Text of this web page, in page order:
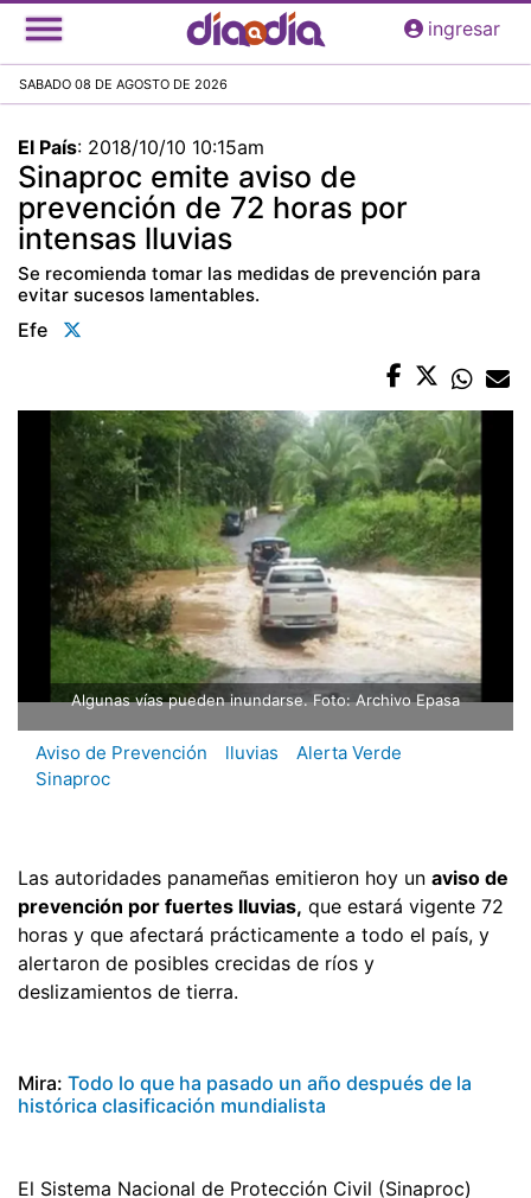
Pasar
al
principal
ingresar
SABADO 08 DE AGOSTO DE 2026
El País: 2018/10/10 10:15am
Sinaproc emite aviso de
prevención de 72 horas por
intensas lluvias
Se recomienda tomar las medidas de prevención para
evitar sucesos lamentables.
Efe
Algunas vías pueden inundarse. Foto: Archivo Epasa
Aviso de Prevención lluvias
Alerta Verde
Sinaproc
Las autoridades panameñas emitieron hoy un aviso de
prevención por fuertes lluvias, que estará vigente 72
horas y que afectará prácticamente a todo el país, y
alertaron de posibles crecidas de ríos y
deslizamientos de tierra.
Mira: Todo lo que ha pasado un año después de la
histórica clasificación mundialista
El Sistema Nacional de Protección Civil (Sinaproc)